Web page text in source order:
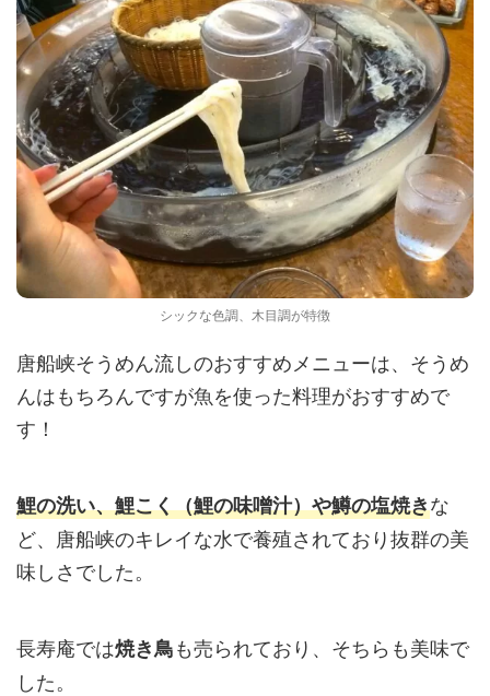
シックな色調、木目調が特徴
唐船峡そうめん流しのおすすめメニューは、そうめ
んはもちろんですが魚を使った料理がおすすめで
す！
鯉の洗い、鯉こく（鯉の味噌汁）や鱒の塩焼きな
ど、唐船峡のキレイな水で養殖されており抜群の美
味しさでした。
長寿庵では焼き鳥も売られており、そちらも美味で
した。